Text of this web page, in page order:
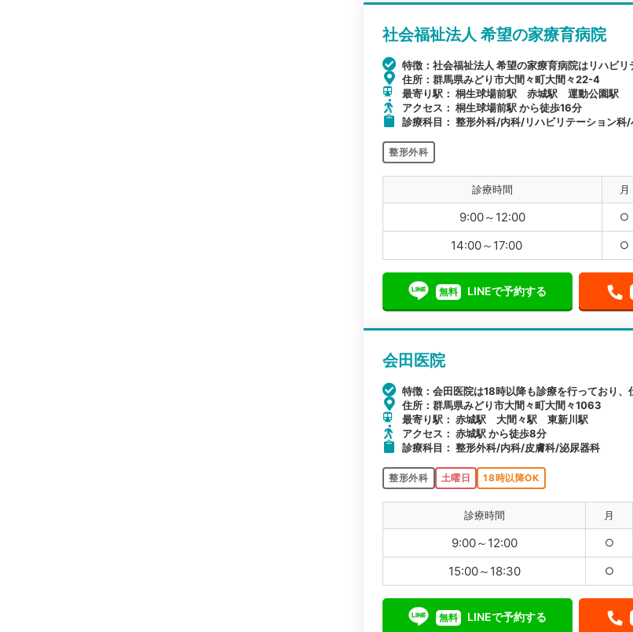
社会福祉法人 希望の家療育病院
特徴：社会福祉法人 希望の家療育病院はリハビ
住所：群馬県みどり市大間々町大間々22-4
最寄り駅： 桐生球場前駅 赤城駅 運動公園駅
アクセス： 桐生球場前駅 から徒歩16分
診療科目： 整形外科/内科/リハビリテーション
整形外科
診療時間 月
9:00～12:00 ○
14:00～17:00 ○
無料 LINEで予約する
会田医院
特徴：会田医院は18時以降も診療を行っており、
住所：群馬県みどり市大間々町大間々1063
最寄り駅： 赤城駅 大間々駅 東新川駅
アクセス： 赤城駅 から徒歩8分
診療科目： 整形外科/内科/皮膚科/泌尿器科
整形外科 土曜日 18時以降OK
診療時間 月
9:00～12:00 ○
15:00～18:30 ○
無料 LINEで予約する